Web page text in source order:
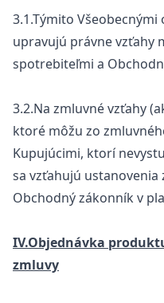
3.1.Týmito
upravujú právne vzťahy
spotrebiteľmi a
3.2.Na zmluvné vzťahy
ktoré môžu zo
Kupujúcimi, ktorí
sa vzťahujú ustanovenia
Obchodný zákonník v
IV.Objednávka
zmluvy